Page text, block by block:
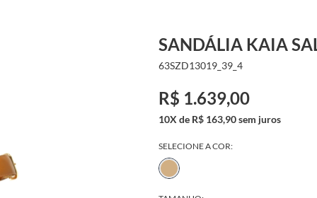
SANDÁLIA KAIA
63SZD13019_39_4
R$ 1.639,00
10X de R$ 163,90 sem juros
SELECIONE A COR: